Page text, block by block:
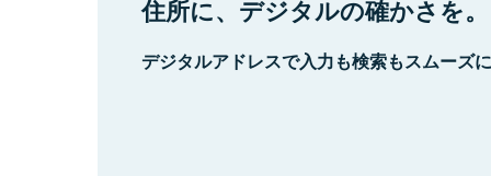
住所に、デジタルの確かさを。
デジタルアドレスで入力も検索もスムーズ